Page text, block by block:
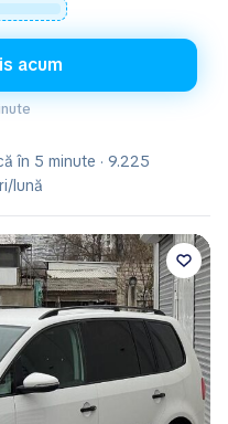
acum
în 5 minute · 9.225
lună